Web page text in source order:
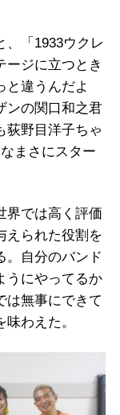
「1933ウクレ
ージに立つとき
と違うんだよ
ンの関口和之君
荻野目洋子ちゃ
まさにスター
界では高く評価
えられた役割を
。自分のバンド
うにやってるか
は無事にできて
わえた。